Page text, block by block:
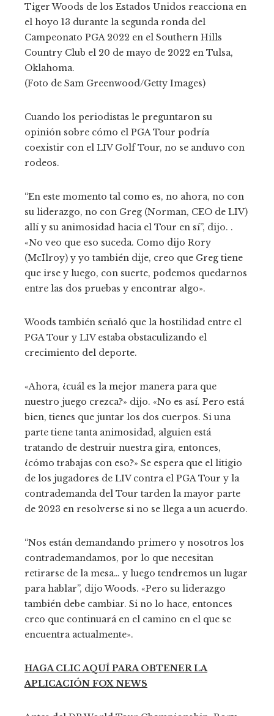
Tiger Woods de los Estados Unidos reacciona en
el hoyo 13 durante la segunda ronda del
Campeonato PGA 2022 en el Southern Hills
Country Club el 20 de mayo de 2022 en Tulsa,
Oklahoma.
(Foto de Sam Greenwood/Getty Images)
Cuando los periodistas le preguntaron su
opinión sobre cómo el PGA Tour podría
coexistir con el LIV Golf Tour, no se anduvo con
rodeos.
“En este momento tal como es, no ahora, no con
su liderazgo, no con Greg (Norman, CEO de LIV)
allí y su animosidad hacia el Tour en sí”, dijo. .
«No veo que eso suceda. Como dijo Rory
(McIlroy) y yo también dije, creo que Greg tiene
que irse y luego, con suerte, podemos quedarnos
entre las dos pruebas y encontrar algo».
Woods también señaló que la hostilidad entre el
PGA Tour y LIV estaba obstaculizando el
crecimiento del deporte.
«Ahora, ¿cuál es la mejor manera para que
nuestro juego crezca?» dijo. «No es así. Pero está
bien, tienes que juntar los dos cuerpos. Si una
parte tiene tanta animosidad, alguien está
tratando de destruir nuestra gira, entonces,
¿cómo trabajas con eso?» Se espera que el litigio
de los jugadores de LIV contra el PGA Tour y la
contrademanda del Tour tarden la mayor parte
de 2023 en resolverse si no se llega a un acuerdo.
“Nos están demandando primero y nosotros los
contrademandamos, por lo que necesitan
retirarse de la mesa… y luego tendremos un lugar
para hablar”, dijo Woods. «Pero su liderazgo
también debe cambiar. Si no lo hace, entonces
creo que continuará en el camino en el que se
encuentra actualmente».
HAGA CLIC AQUÍ PARA OBTENER LA
APLICACIÓN FOX NEWS